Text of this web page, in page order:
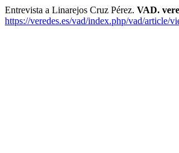
Entrevista a Linarejos Cruz Pérez. VAD.
https://veredes.es/vad/index.php/vad/article/